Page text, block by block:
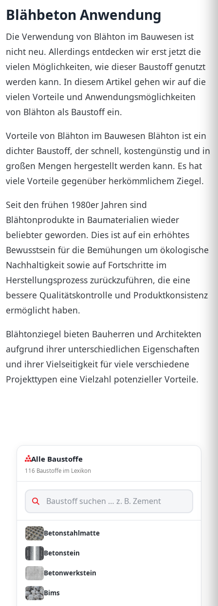
Blähbeton Anwendung
Die Verwendung von Blähton im Bauwesen ist
nicht neu. Allerdings entdecken wir erst jetzt die
vielen Möglichkeiten, wie dieser Baustoff genutzt
werden kann. In diesem Artikel gehen wir auf die
vielen Vorteile und Anwendungsmöglichkeiten
von Blähton als Baustoff ein.
Vorteile von Blähton im Bauwesen Blähton ist ein
dichter Baustoff, der schnell, kostengünstig und in
großen Mengen hergestellt werden kann. Es hat
viele Vorteile gegenüber herkömmlichem Ziegel.
Seit den frühen 1980er Jahren sind
Blähtonprodukte in Baumaterialien wieder
beliebter geworden. Dies ist auf ein erhöhtes
Bewusstsein für die Bemühungen um ökologische
Nachhaltigkeit sowie auf Fortschritte im
Herstellungsprozess zurückzuführen, die eine
bessere Qualitätskontrolle und Produktkonsistenz
ermöglicht haben.
Blähtonziegel bieten Bauherren und Architekten
aufgrund ihrer unterschiedlichen Eigenschaften
und ihrer Vielseitigkeit für viele verschiedene
Projekttypen eine Vielzahl potenzieller Vorteile.
Alle Baustoffe
116 Baustoffe im Lexikon
Acryl
Aluminium
Anhydritbinder
Asbest
Tipps Infos
Baustahl
Betonstabstahl
Betonstahlmatte
Betonstein
Betonwerkstein
Bims